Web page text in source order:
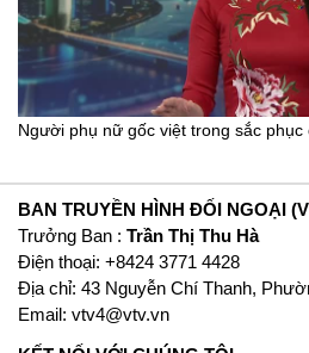
Người phụ nữ gốc việt trong sắc phục
BAN TRUYỀN HÌNH ĐỐI NGOẠI
Trưởng Ban : Trần Thị Thu Hà
Ðiện thoại: +8424 3771 4428
Địa chỉ: 43 Nguyễn Chí Thanh,
Email: vtv4@vtv.vn